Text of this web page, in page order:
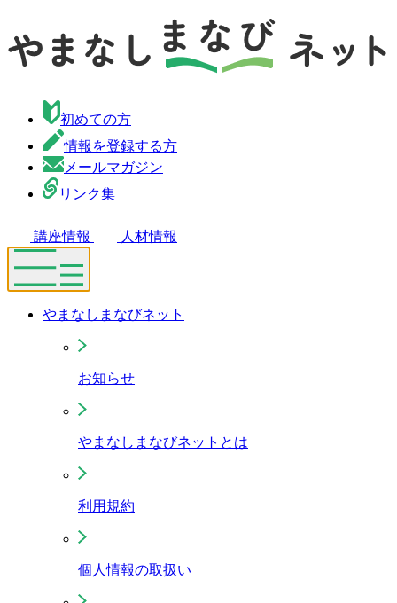
初めての方
情報を登録する方
メールマガジン
リンク集
講座情報 人材情報
やまなしまなびネット
お知らせ
やまなしまなびネットとは
利用規約
個人情報の取扱い